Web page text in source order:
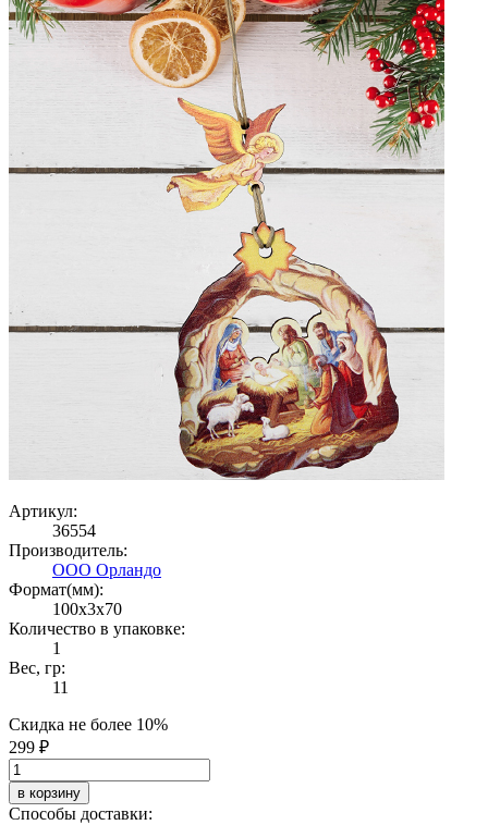
Артикул:
36554
Производитель:
ООО Орландо
Формат(мм):
100x3x70
Количество в упаковке:
1
Вес, гр:
11
Скидка не более 10%
299 ₽
в корзину
Способы доставки: